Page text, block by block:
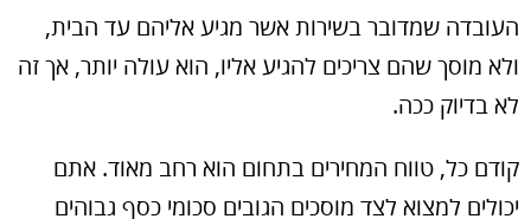
העובדה שמדובר בשירות אשר מגיע אליהם עד הבית,
ולא מוסך שהם צריכים להגיע אליו, הוא עולה יותר, אך זה
לא בדיוק ככה.
קודם כל, טווח המחירים בתחום הוא רחב מאוד. אתם
יכולים למצוא לצד מוסכים הגובים סכומי כסף גבוהים